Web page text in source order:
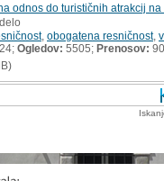
odnos do turističnih atrakcij
, obogatena resničnost,
Ogledov: 5505; Prenosov: 90